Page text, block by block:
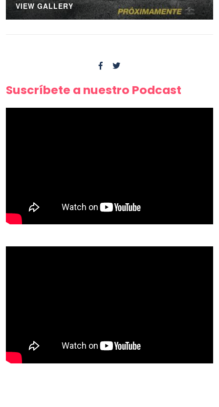
VIEW GALLERY
Suscríbete a nuestro Podcast